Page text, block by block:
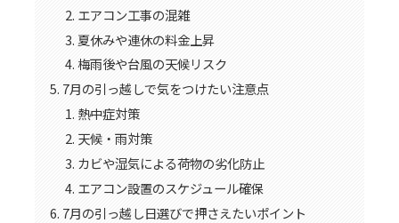
エアコン工事の混雑
夏休みや連休の料金上昇
梅雨後や台風の天候リスク
7月の引っ越しで気をつけたい注意点
熱中症対策
天候・雨対策
カビや湿気による荷物の劣化防止
エアコン設置のスケジュール確保
7月の引っ越し日選びで押さえたいポイント